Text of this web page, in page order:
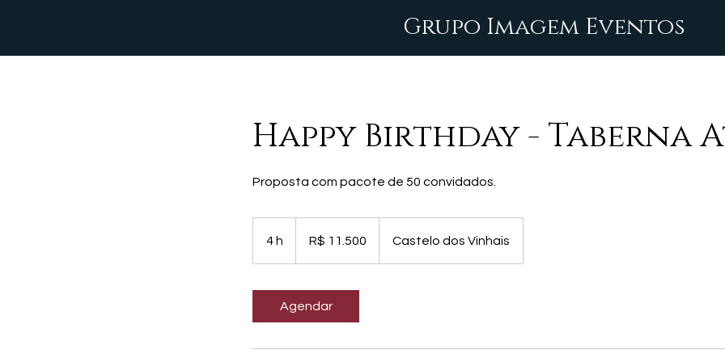
Grupo Imagem Eventos
Happy Birthday - Taberna
Proposta com pacote de 50 convidados.
4 h
brasileiros
R$ 11.500 Castelo dos Vinhais
Agendar